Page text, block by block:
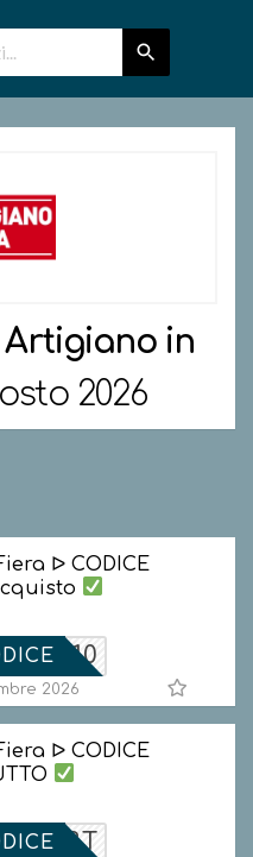
Artigiano in
2026
ᐅ CODICE
2026
ᐅ CODICE